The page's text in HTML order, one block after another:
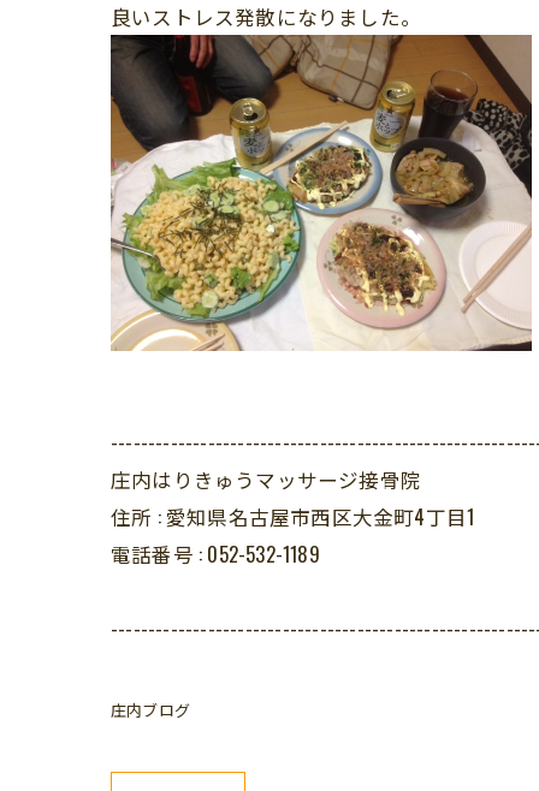
良いストレス発散になりました。
庄内はりきゅうマッサージ接骨院
住所 : 愛知県名古屋市西区大金町4丁目1
電話番号 : 052-532-1189
庄内ブログ